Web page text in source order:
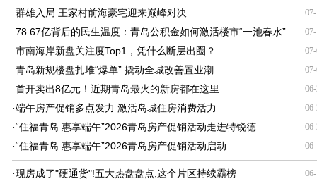
·群雄入局 王家村前海豪宅迎来巅峰对决
·78.67亿背后的民生温度：青岛公积金如何激活楼市“一池春水”
·市南海岸新盘关注度Top1，凭什么断层出圈？
·青岛新规楼盘扎堆“爆单” 撬动全城改善置业潮
·首开卖出8亿元！近期青岛最火的新房都在这里
·端午房产促销多点发力 激活岛城住房消费活力
·“住福青岛 惠享端午”2026青岛房产促销活动走进特锐德
·“住福青岛 惠享端午”2026青岛房产促销活动启动
·现房成了"硬通货"!五大热盘盘点,这个片区持续霸榜